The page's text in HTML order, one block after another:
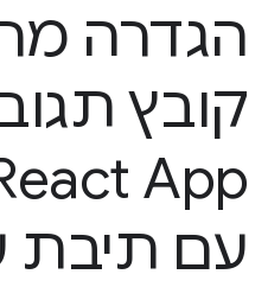
הגדרה
קובץ
App
עם תיבת